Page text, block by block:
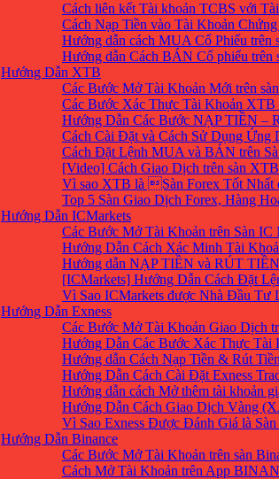
Cách liên kết Tài khoản TCBS với
Cách Nạp Tiền vào Tài Khoản
Hướng dẫn cách MUA Cổ Phiếu trên
Hướng dẫn Cách BÁN Cổ phiếu trên
Hướng Dẫn XTB
Các Bước Mở Tài Khoản Mới trên
Các Bước Xác Thực Tài Khoản XTB
Hướng Dẫn Các Bước NẠP TIỀN –
Cách Cài Đặt và Cách Sử Dụng
Cách Đặt Lệnh MUA và BÁN trên
[Video] Cách Giao Dịch trên sàn
Vì sao XTB là Sàn Forex Tốt Nhất
Top 5 Sàn Giao Dịch Forex, Hàng
Hướng Dẫn ICMarkets
Các Bước Mở Tài Khoản trên Sàn IC
Hướng Dẫn Cách Xác Minh Tài
Hướng dẫn NẠP TIỀN và RÚT
[ICMarkets] Hướng Dẫn Cách Đặt
Vì Sao ICMarkets được Nhà Đầu Tư
Hướng Dẫn Exness
Các Bước Mở Tài Khoản Giao Dịch
Hướng Dẫn Các Bước Xác Thực Tài
Hướng dẫn Cách Nạp Tiền & Rút
Hướng Dẫn Cách Cài Đặt Exness
Hướng dẫn cách Mở thêm tài khoản
Hướng Dẫn Cách Giao Dịch Vàng
Vì Sao Exness Được Đánh Giá là
Hướng Dẫn Binance
Các Bước Mở Tài Khoản trên sàn
Cách Mở Tài Khoản trên App